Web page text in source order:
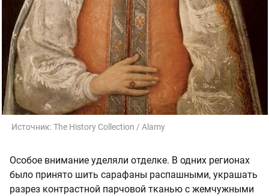
Источник:The History Collection / Alamy
Особое внимание уделяли отделке. В одних регионах
было принято шить сарафаны распашными, украшать
разрез контрастной парчовой тканью с жемчужными